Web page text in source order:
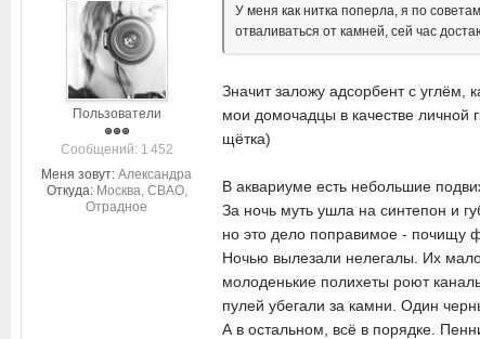
Пользователи
Cообщений: 1 452
Меня зовут: Александра
Откуда: Москва, СВАО,
Отрадное
У меня как нитка поперла, я по
отваливаться от камней, сей час
Значит заложу адсорбент с углём,
мои домочадцы в качестве личной
щётка)
В аквариуме есть небольшие
За ночь муть ушла на синтепон и
но это дело поправимое - почищу
Ночью вылезали нелегалы. Их
молоденькие полихеты роют
пулей убегали за камни. Один
А в остальном, всё в порядке.